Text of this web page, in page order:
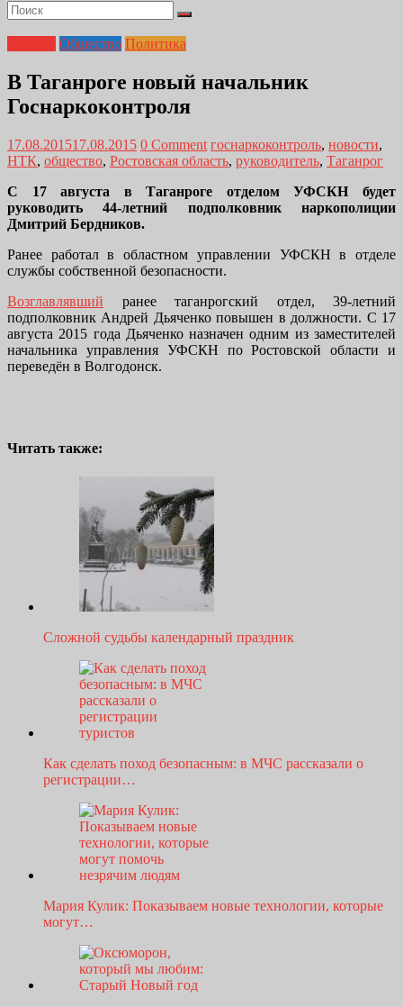
Общество Политика
В Таганроге новый начальник
Госнаркоконтроля
17.08.201517.08.2015 0 Comment госнаркоконтроль, новости,
НТК, общество, Ростовская область, руководитель, Таганрог
С 17 августа в Таганроге отделом УФСКН будет
руководить 44-летний подполковник наркополиции
Дмитрий Бердников.
Ранее работал в областном управлении УФСКН в отделе
службы собственной безопасности.
Возглавлявший ранее таганрогский отдел, 39-летний
подполковник Андрей Дьяченко повышен в должности. С 17
августа 2015 года Дьяченко назначен одним из заместителей
начальника управления УФСКН по Ростовской области и
переведён в Волгодонск.
Читать также:
Сложной судьбы календарный праздник
Как сделать поход безопасным: в МЧС рассказали о
регистрации…
Мария Кулик: Показываем новые технологии, которые
могут…